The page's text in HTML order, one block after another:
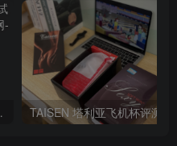
副标题]